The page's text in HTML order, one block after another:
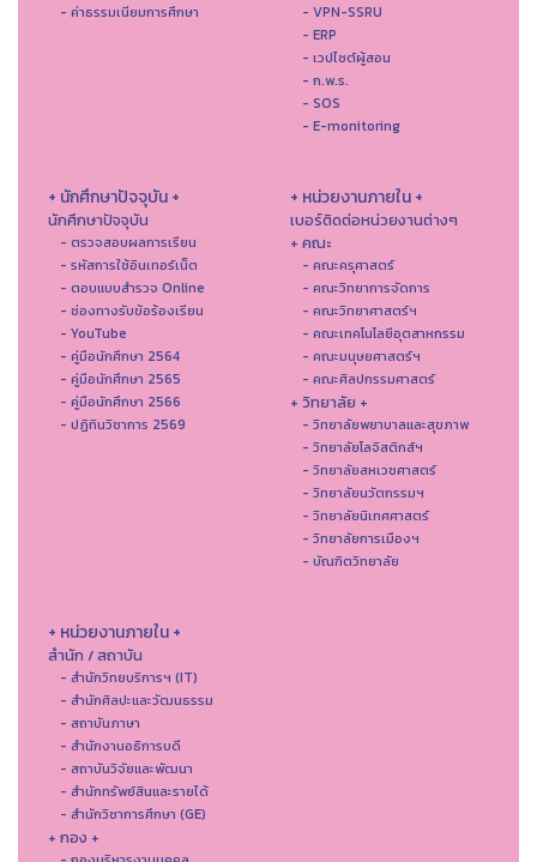
- ค่าธรรมเนียมการศึกษา
- VPN-SSRU
- ERP
- เวปไซต์ผู้สอน
- ก.พ.ร.
- SOS
- E-monitoring
+ นักศึกษาปัจจุบัน +
นักศึกษาปัจจุบัน
- ตรวจสอบผลการเรียน
- รหัสการใช้อินเทอร์เน็ต
- ตอบแบบสำรวจ Online
- ช่องทางรับข้อร้องเรียน
- YouTube
- คู่มือนักศึกษา 2564
- คู่มือนักศึกษา 2565
- คู่มือนักศึกษา 2566
- ปฏิทินวิชาการ 2569
+ หน่วยงานภายใน +
เบอร์ติดต่อหน่วยงานต่างๆ
+ คณะ
- คณะครุศาสตร์
- คณะวิทยาการจัดการ
- คณะวิทยาศาสตร์ฯ
- คณะเทคโนโลยีอุตสาหกรรม
- คณะมนุษยศาสตร์ฯ
- คณะศิลปกรรมศาสตร์
+ วิทยาลัย +
- วิทยาลัยพยาบาลและสุขภาพ
- วิทยาลัยโลจิสติกส์ฯ
- วิทยาลัยสหเวชศาสตร์
- วิทยาลัยนวัตกรรมฯ
- วิทยาลัยนิเทศศาสตร์
- วิทยาลัยการเมืองฯ
- บัณฑิตวิทยาลัย
+ หน่วยงานภายใน +
สำนัก / สถาบัน
- สำนักวิทยบริการฯ (IT)
- สํานักศิลปะและวัฒนธรรม
- สถาบันภาษา
- สำนักงานอธิการบดี
- สถาบันวิจัยและพัฒนา
- สำนักทรัพย์สินและรายได้
- สำนักวิชาการศึกษา (GE)
+ กอง +